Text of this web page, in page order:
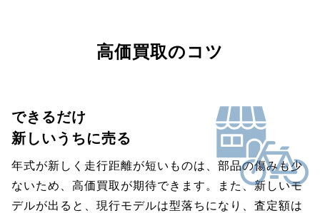
高価買取のコツ
できるだけ
新しいうちに売る
年式が新しく走行距離が短いものは、部品の傷みも少
ないため、高価買取が期待できます。また、新しいモ
デルが出ると、現行モデルは型落ちになり、査定額は